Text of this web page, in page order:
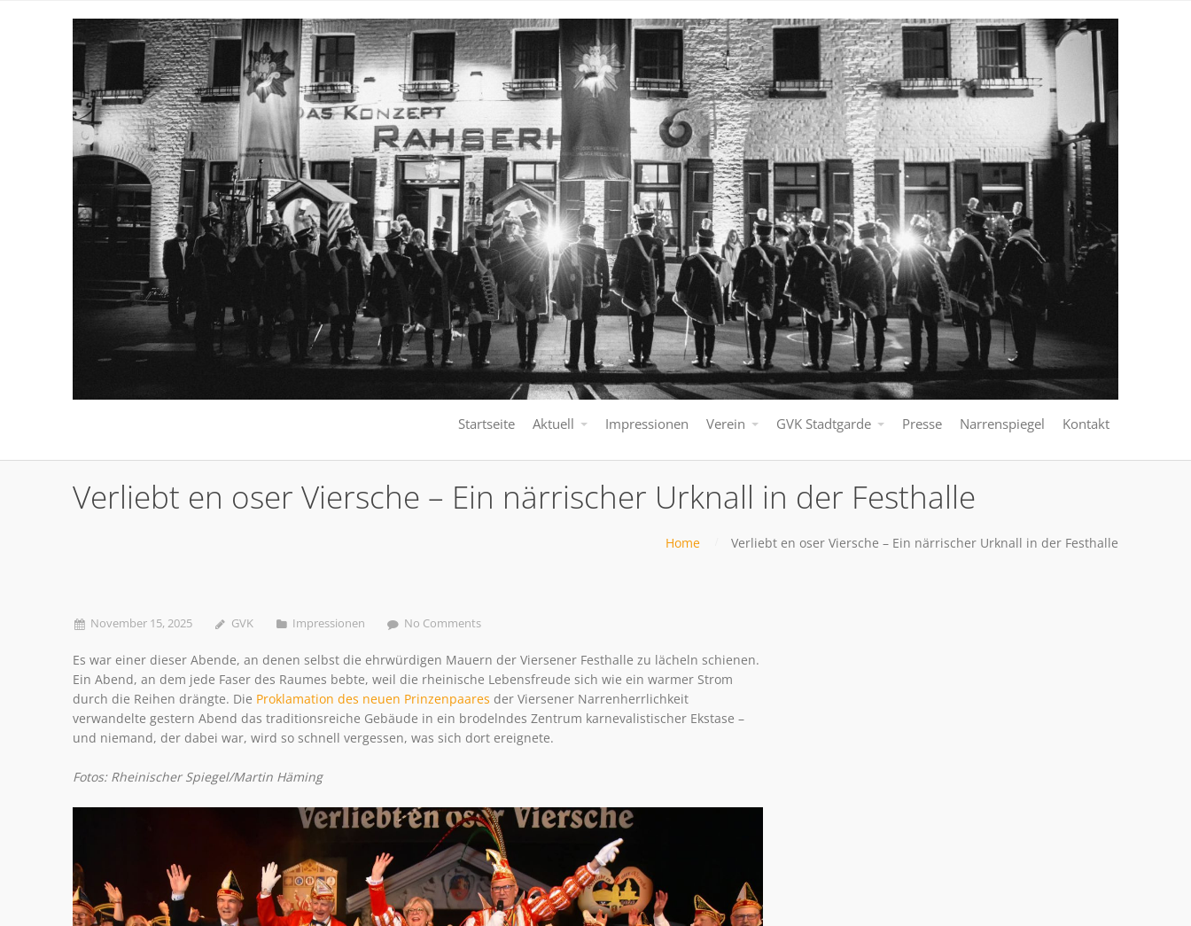
Startseite Aktuell Impressionen Verein GVK Stadtgarde Presse Narrenspiegel Kontakt
Verliebt en oser Viersche – Ein närrischer Urknall in der Festhalle
Home Verliebt en oser Viersche – Ein närrischer Urknall in der Festhalle
November 15, 2025 GVK Impressionen No Comments
Es war einer dieser Abende, an denen selbst die ehrwürdigen Mauern der Viersener Festhalle zu lächeln schienen.
Ein Abend, an dem jede Faser des Raumes bebte, weil die rheinische Lebensfreude sich wie ein warmer Strom
durch die Reihen drängte. Die Proklamation des neuen Prinzenpaares der Viersener Narrenherrlichkeit
verwandelte gestern Abend das traditionsreiche Gebäude in ein brodelndes Zentrum karnevalistischer Ekstase –
und niemand, der dabei war, wird so schnell vergessen, was sich dort ereignete.
Fotos: Rheinischer Spiegel/Martin Häming